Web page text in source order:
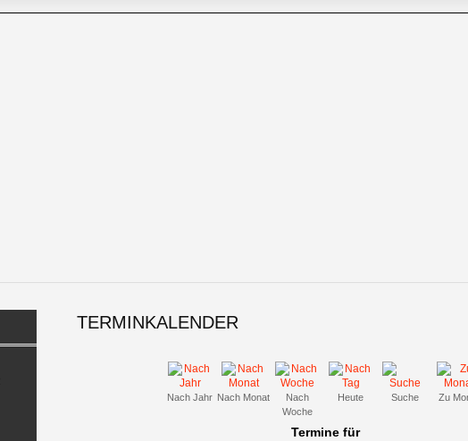
TERMINKALENDER
Nach Jahr Nach Monat
Nach
Woche
Heute Suche Zu
Termine für